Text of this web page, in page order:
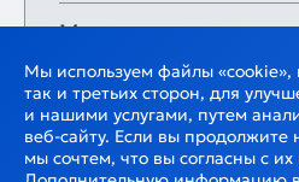
Мои закладки
Мы используем файлы «cookie»,
так и третьих сторон, для
и нашими услугами, путем
веб-сайту. Если вы продолжите
мы сочтем, что вы согласны с